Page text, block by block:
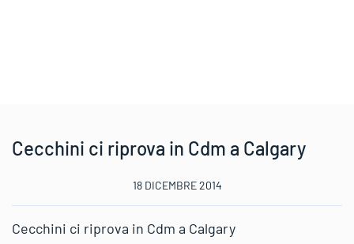
Cecchini ci riprova in Cdm a Calgary
18 DICEMBRE 2014
Cecchini ci riprova in Cdm a Calgary